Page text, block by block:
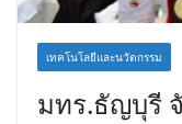
เทคโนโลยีและนวัตกรรม
มทร.ธัญบุรี